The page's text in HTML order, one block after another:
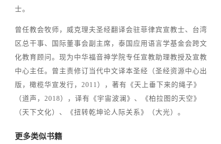
士。
曾任教会牧师，威克理夫圣经翻译会驻菲律宾宣教士、台湾
区总干事、国际董事会副主席，泰国应用语言学基金会跨文
化教育顾问。现为中华福音神学院专任宣教助理教授及宣教
中心主任。曾主责修订当代中文译本圣经（圣经资源中心出
版，橄榄华宣发行，2011），著有《天上垂下来的绳子》
（道声，2018），译有《宇宙波澜》、《柏拉图的天空》
（天下文化）、《扭转乾坤论人际关系》（大光）。
更多类似书籍